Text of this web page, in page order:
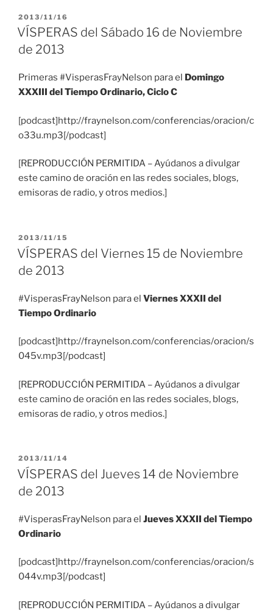
PUBLICADO
EL
2013/11/16
VÍSPERAS del Sábado 16 de Noviembre
de 2013
Primeras #VisperasFrayNelson para el Domingo
XXXIII del Tiempo Ordinario, Ciclo C
[podcast]http://fraynelson.com/conferencias/oracion/c
o33u.mp3[/podcast]
[REPRODUCCIÓN PERMITIDA – Ayúdanos a divulgar
este camino de oración en las redes sociales, blogs,
emisoras de radio, y otros medios.]
PUBLICADO
EL
2013/11/15
VÍSPERAS del Viernes 15 de Noviembre
de 2013
#VisperasFrayNelson para el Viernes XXXII del
Tiempo Ordinario
[podcast]http://fraynelson.com/conferencias/oracion/s
045v.mp3[/podcast]
[REPRODUCCIÓN PERMITIDA – Ayúdanos a divulgar
este camino de oración en las redes sociales, blogs,
emisoras de radio, y otros medios.]
PUBLICADO
EL
2013/11/14
VÍSPERAS del Jueves 14 de Noviembre
de 2013
#VisperasFrayNelson para el Jueves XXXII del Tiempo
Ordinario
[podcast]http://fraynelson.com/conferencias/oracion/s
044v.mp3[/podcast]
[REPRODUCCIÓN PERMITIDA – Ayúdanos a divulgar